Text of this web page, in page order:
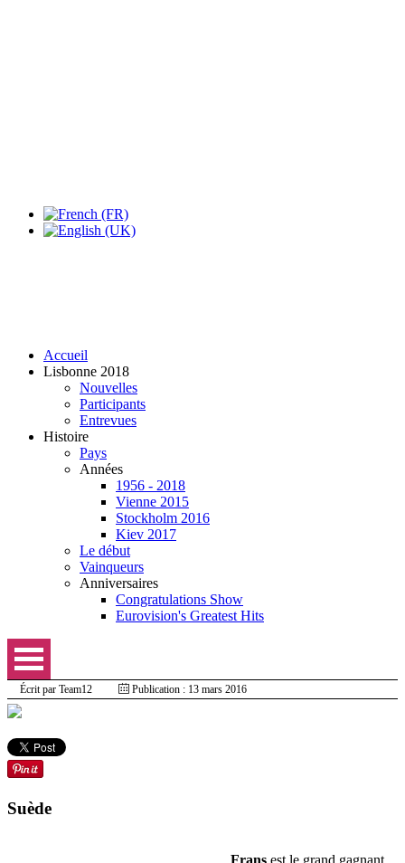
Accueil
Lisbonne 2018
Nouvelles
Participants
Entrevues
Histoire
Pays
Années
1956 - 2018
Vienne 2015
Stockholm 2016
Kiev 2017
Le début
Vainqueurs
Anniversaires
Congratulations Show
Eurovision's Greatest Hits
Écrit par Team12 Publication : 13 mars 2016
Suède